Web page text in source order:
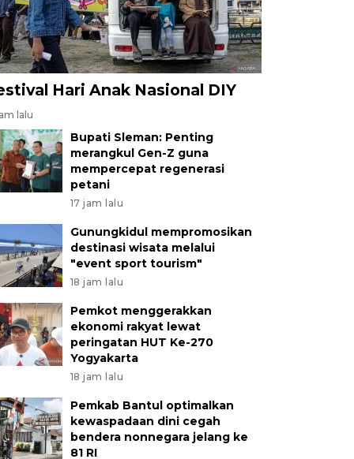
Hari Anak Nasional DIY
lalu
Bupati Sleman: Penting
merangkul Gen-Z guna
mempercepat regenerasi
petani
17 jam lalu
Gunungkidul mempromosikan
destinasi wisata melalui
"event sport tourism"
18 jam lalu
Pemkot menggerakkan
ekonomi rakyat lewat
peringatan HUT Ke-270
Yogyakarta
18 jam lalu
Pemkab Bantul optimalkan
kewaspadaan dini cegah
bendera nonnegara jelang ke
81 RI